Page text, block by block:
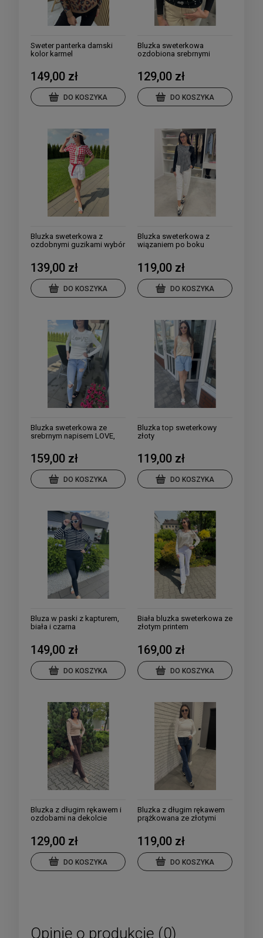
Sweter panterka damski
kolor karmel
149,00 zł
DO KOSZYKA
Bluzka sweterkowa
ozdobiona srebrnymi
129,00 zł
DO KOSZYKA
Bluzka sweterkowa z
ozdobnymi guzikami wybór
139,00 zł
DO KOSZYKA
Bluzka sweterkowa z
wiązaniem po boku
119,00 zł
DO KOSZYKA
Bluzka sweterkowa ze
srebrnym napisem LOVE,
159,00 zł
DO KOSZYKA
Bluzka top sweterkowy
złoty
119,00 zł
DO KOSZYKA
Bluza w paski z kapturem,
biała i czarna
149,00 zł
DO KOSZYKA
Biała bluzka sweterkowa ze
złotym printem
169,00 zł
DO KOSZYKA
Bluzka z długim rękawem i
ozdobami na dekolcie
129,00 zł
DO KOSZYKA
Bluzka z długim rękawem
prążkowana ze złotymi
119,00 zł
DO KOSZYKA
Opinie o produkcie (0)